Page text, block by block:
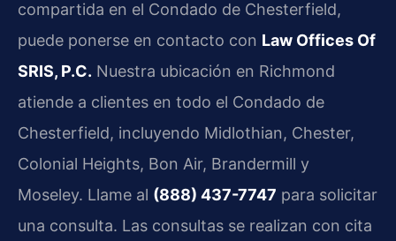
compartida en el Condado de Chesterfield,
puede ponerse en contacto con Law Offices Of
SRIS, P.C. Nuestra ubicación en Richmond
atiende a clientes en todo el Condado de
Chesterfield, incluyendo Midlothian, Chester,
Colonial Heights, Bon Air, Brandermill y
Moseley. Llame al (888) 437-7747 para solicitar
una consulta. Las consultas se realizan con cita